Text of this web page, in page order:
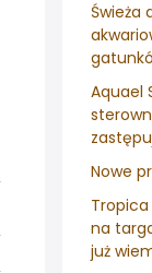
Świeża
Aquael
Nowe
na
już